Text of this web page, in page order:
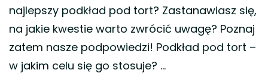
najlepszy podkład pod tort? Zastanawiasz się,
na jakie kwestie warto zwrócić uwagę? Poznaj
zatem nasze podpowiedzi! Podkład pod tort –
w jakim celu się go stosuje? …